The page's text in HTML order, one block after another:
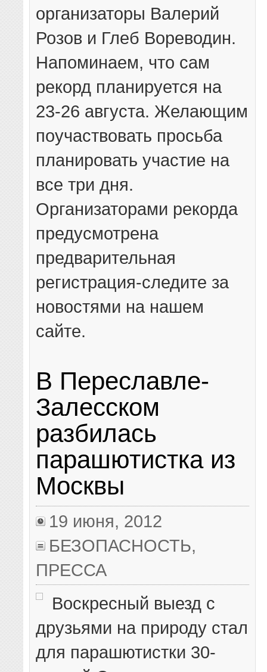
организаторы Валерий
Розов и Глеб Вореводин.
Напоминаем, что сам
рекорд планируется на
23-26 августа. Желающим
поучаствовать просьба
планировать участие на
все три дня.
Организаторами рекорда
предусмотрена
предварительная
регистрация-следите за
новостями на нашем
сайте.
В Переславле-
Залесском
разбилась
парашютистка из
Москвы
19 июня, 2012
БЕЗОПАСНОСТЬ,
ПРЕССА
Воскресный выезд с
друзьями на природу стал
для парашютистки 30-